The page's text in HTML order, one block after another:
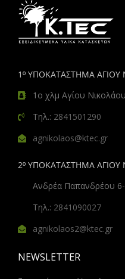
1º ΥΠΟΚΑΤΑΣΤΗΜΑ ΑΓΙΟΥ
1ο χλμ Αγίου
Τηλ.: 2841501290
agnikolaos@ktec.gr
2º ΥΠΟΚΑΤΑΣΤΗΜΑ ΑΓΙΟΥ
Ανδρέα Παπανδρέου
Τηλ.: 2841090027
agnikolaos2@ktec.gr
NEWSLETTER